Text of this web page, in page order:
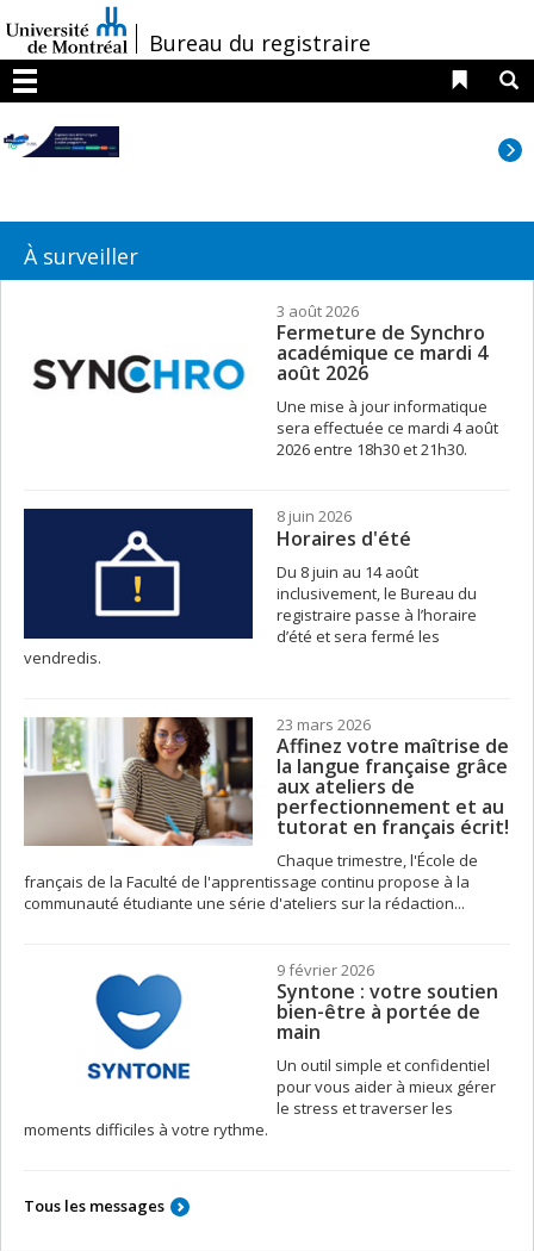
au
contenu
/Bureau du registraire
Menu
Liens
À surveiller
3 août 2026
Fermeture de Synchro
académique ce mardi 4
août 2026
Une mise à jour informatique
sera effectuée ce mardi 4 août
2026 entre 18h30 et 21h30.
8 juin 2026
Horaires d'été
Du 8 juin au 14 août
inclusivement, le Bureau du
registraire passe à l’horaire
d’été et sera fermé les
vendredis.
23 mars 2026
Affinez votre maîtrise de
la langue française grâce
aux ateliers de
perfectionnement et au
tutorat en français écrit!
Chaque trimestre, l'École de
français de la Faculté de l'apprentissage continu propose à la
communauté étudiante une série d'ateliers sur la rédaction...
9 février 2026
Syntone : votre soutien
bien-être à portée de
main
Un outil simple et confidentiel
pour vous aider à mieux gérer
le stress et traverser les
moments difficiles à votre rythme.
Tous les messages